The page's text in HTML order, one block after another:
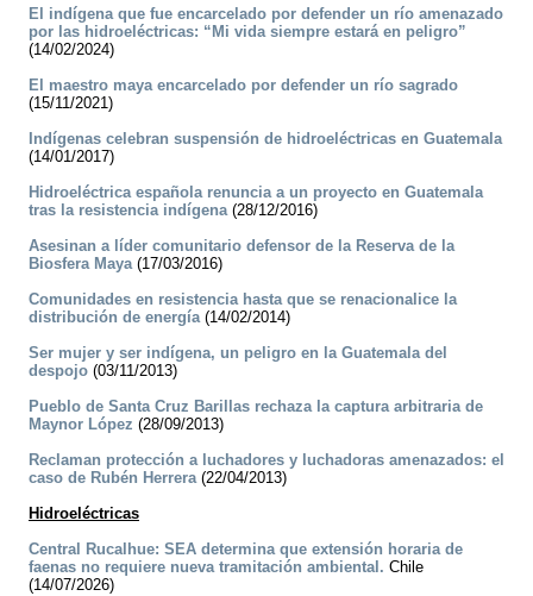
El indígena que fue encarcelado por defender un río amenazado
por las hidroeléctricas: “Mi vida siempre estará en peligro”
(14/02/2024)
El maestro maya encarcelado por defender un río sagrado
(15/11/2021)
Indígenas celebran suspensión de hidroeléctricas en Guatemala
(14/01/2017)
Hidroeléctrica española renuncia a un proyecto en Guatemala
tras la resistencia indígena(28/12/2016)
Asesinan a líder comunitario defensor de la Reserva de la
Biosfera Maya(17/03/2016)
Comunidades en resistencia hasta que se renacionalice la
distribución de energía(14/02/2014)
Ser mujer y ser indígena, un peligro en la Guatemala del
despojo (03/11/2013)
Pueblo de Santa Cruz Barillas rechaza la captura arbitraria de
Maynor López (28/09/2013)
Reclaman protección a luchadores y luchadoras amenazados: el
caso de Rubén Herrera(22/04/2013)
Hidroeléctricas
Central Rucalhue: SEA determina que extensión horaria de
faenas no requiere nueva tramitación ambiental. Chile
(14/07/2026)